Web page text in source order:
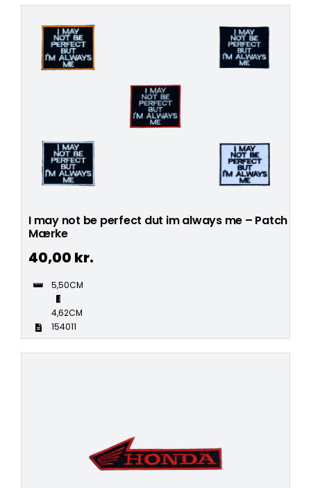
I may not be perfect dut im always me – Patch
Mærke
40,00 kr.
5,50CM
4,62CM
154011